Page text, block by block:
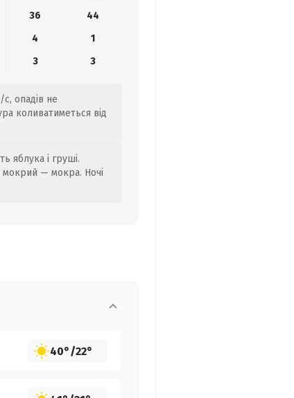
36
44
4
1
3 3
опадів не
коливатиметься від
яблука і груші.
мокрий — мокра. Ночі
40°/22°